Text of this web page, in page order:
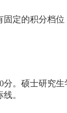
的积分档位
。硕士研究生
。